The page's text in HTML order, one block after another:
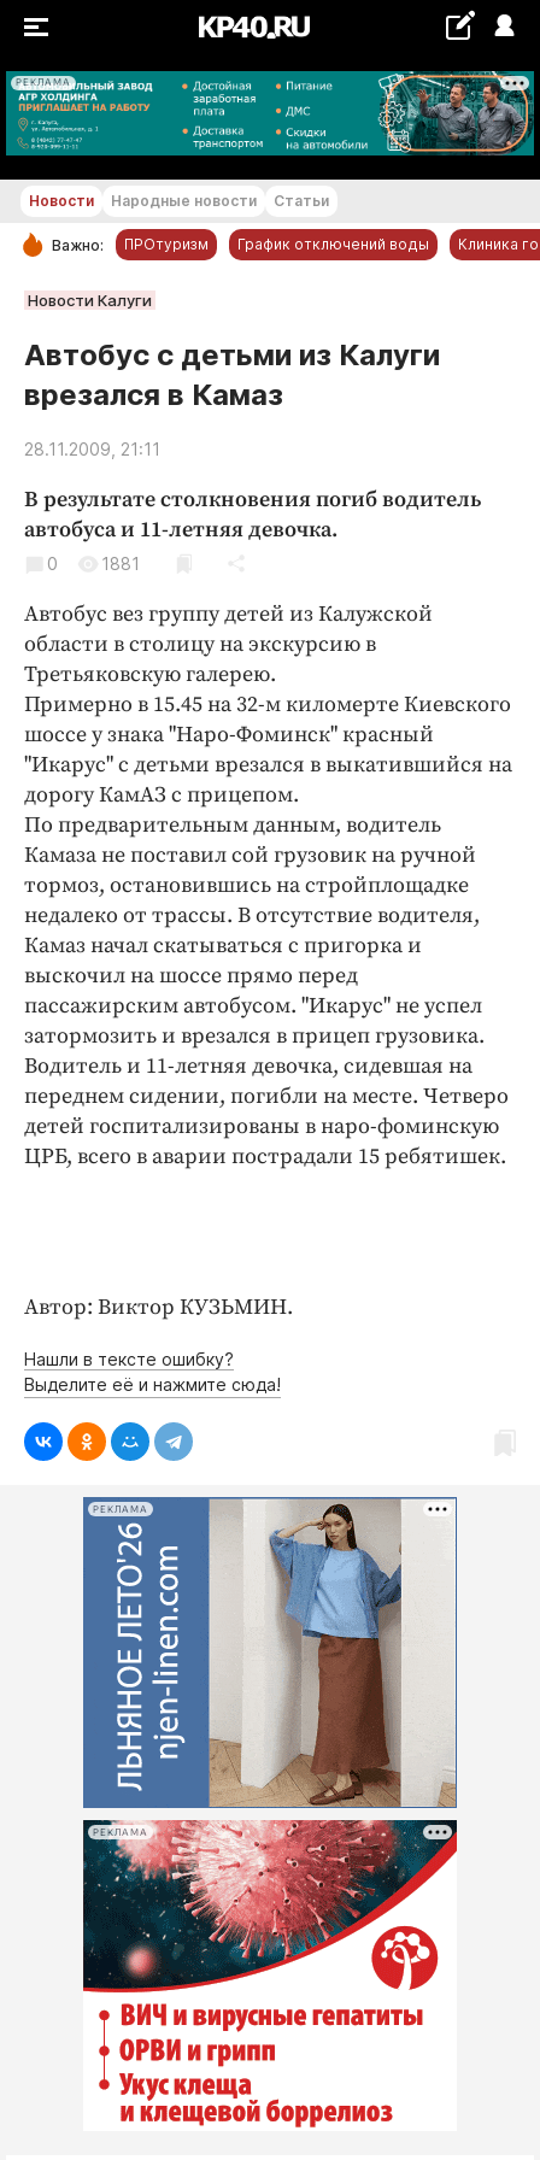
РЕКЛАМА
+24...+25 °С
РУБРИКИ
Обнинск
Новости компаний
Статьи
Народные новости
Благоустройство
Криминал
Недвижимость и ЖКХ
Образование
Общество
Погода
Праздники
Происшествия
Спорт
Экономика и бизнес
ПРОЕКТЫ
Блоги
Издания
Медиаперсона
Интересное чтиво
Клиника года
Бренд года
Новости Народные новости Статьи
Важно: ПРОтуризм График отключений воды Клиника
Новости Калуги
Автобус с детьми из Калуги
врезался в Камаз
28.11.2009, 21:11
В результате столкновения погиб водитель
автобуса и 11-летняя девочка.
0 1881
Автобус вез группу детей из Калужской
области в столицу на экскурсию в
Третьяковскую галерею.
Примерно в 15.45 на 32-м киломерте Киевского
шоссе у знака "Наро-Фоминск" красный
"Икарус" с детьми врезался в выкатившийся на
дорогу КамАЗ с прицепом.
По предварительным данным, водитель
Камаза не поставил сой грузовик на ручной
тормоз, остановившись на стройплощадке
недалеко от трассы. В отсутствие водителя,
Камаз начал скатываться с пригорка и
выскочил на шоссе прямо перед
пассажирским автобусом. "Икарус" не успел
затормозить и врезался в прицеп грузовика.
Водитель и 11-летняя девочка, сидевшая на
переднем сидении, погибли на месте. Четверо
детей госпитализированы в наро-фоминскую
ЦРБ, всего в аварии пострадали 15 ребятишек.
Автор: Виктор КУЗЬМИН.
Нашли в тексте ошибку?
Выделите её и нажмите сюда!
РЕКЛАМА
РЕКЛАМА